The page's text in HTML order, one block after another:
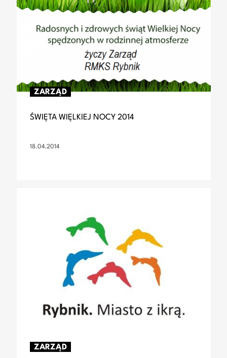
ZARZĄD
ŚWIĘTA WIĘLKIEJ NOCY 2014
18.04.2014
ZARZĄD